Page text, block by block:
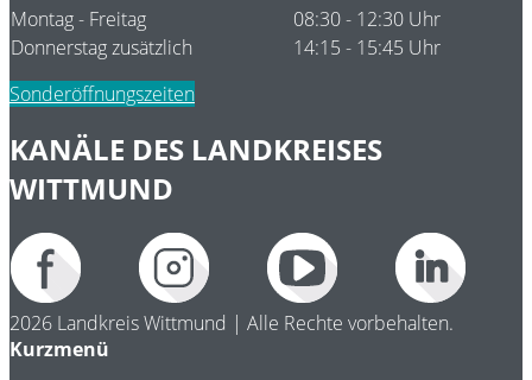
Montag - Freitag
08:30 - 12:30 Uhr
Donnerstag zusätzlich
14:15 - 15:45 Uhr
Sonderöffnungszeiten
KANÄLE DES LANDKREISES
WITTMUND
2026 Landkreis Wittmund | Alle Rechte vorbehalten.
Kurzmenü